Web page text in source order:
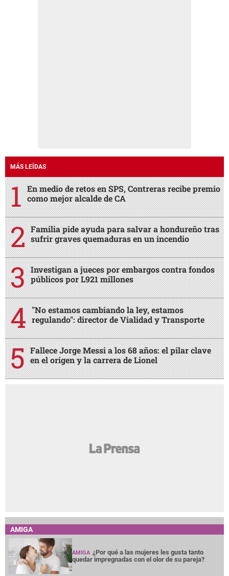
MÁS LEÍDAS
En medio de retos en SPS, Contreras recibe premio
como mejor alcalde de CA
Familia pide ayuda para salvar a hondureño tras
sufrir graves quemaduras en un incendio
Investigan a jueces por embargos contra fondos
públicos por L921 millones
"No estamos cambiando la ley, estamos
regulando": director de Vialidad y Transporte
Fallece Jorge Messi a los 68 años: el pilar clave
en el origen y la carrera de Lionel
AMIGA
AMIGA ¿Por qué a las mujeres les gusta tanto
quedar impregnadas con el olor de su pareja?